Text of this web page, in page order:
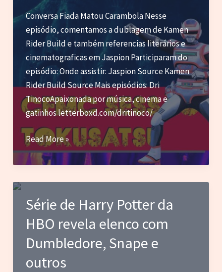
Conversa Fiada Matou Carambola Nesse
episódio, comentamos a dublagem de Kamen
Rider Build e também referencias literários e
cinematograficas em Jaspion Participaram do
episódio: Onde assistir: Jaspion Source Kamen
Rider Build Source Mais episódios: Dri
TinocoApaixonada por música, cinema e
gatinhos letterboxd.com/dritinoco/
CFMC
SESSÃO
TOKUSATSU
04
Dublagem
Privada
Kamen
Rider
Read More »
Série de Harry Potter da
HBO revela elenco com
Dumbledore, Snape e
outros